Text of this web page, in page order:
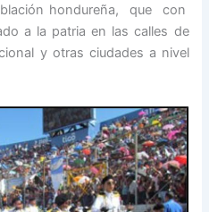
hondureña, que con
a la patria en las calles de
y otras ciudades a nivel